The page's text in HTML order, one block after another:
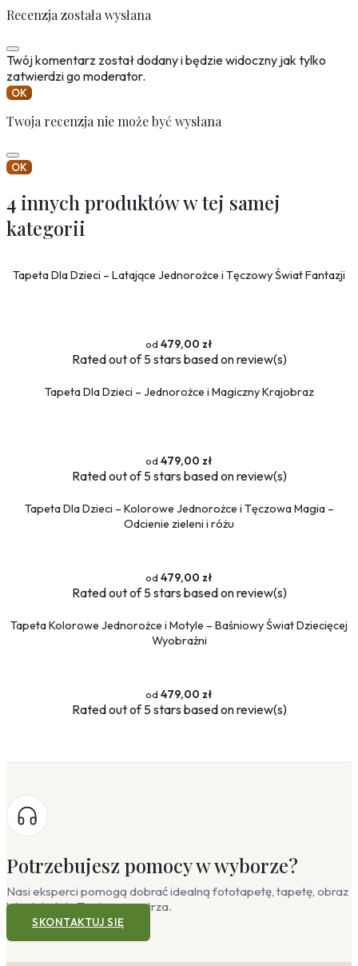
Recenzja została wysłana
Twój komentarz został dodany i będzie widoczny jak tylko
zatwierdzi go moderator.
OK
Twoja recenzja nie może być wysłana
OK
4 innych produktów w tej samej
kategorii
Tapeta Dla Dzieci – Latające Jednorożce i Tęczowy Świat Fantazji
479,00 zł
Ratedout of 5 stars based onreview(s)
Tapeta Dla Dzieci – Jednorożce i Magiczny Krajobraz
479,00 zł
Ratedout of 5 stars based onreview(s)
Tapeta Dla Dzieci – Kolorowe Jednorożce i Tęczowa Magia –
Odcienie zieleni i różu
479,00 zł
Ratedout of 5 stars based onreview(s)
Tapeta Kolorowe Jednorożce i Motyle – Baśniowy Świat Dziecięcej
Wyobraźni
479,00 zł
Ratedout of 5 stars based onreview(s)
Potrzebujesz pomocy w wyborze?
Nasi eksperci pomogą dobrać idealną fototapetę, tapetę, obraz
lub plakat do Twojego wnętrza.
SKONTAKTUJ SIĘ